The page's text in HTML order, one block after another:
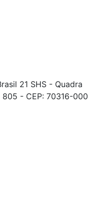
21 SHS - Quadra
- CEP: 70316-000